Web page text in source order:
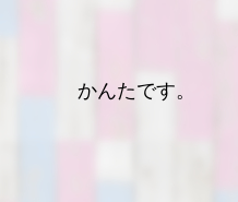
かんたです。